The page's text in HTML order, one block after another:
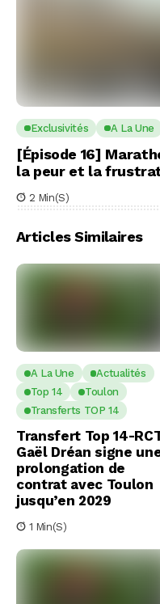
Exclusivités A La Une
[Épisode 16]
la peur et la
2 Min(s)
Articles Similaires
A La Une
Actualités
Top 14
Toulon
Transferts TOP 14
Transfert Top 14-
Gaël Dréan signe
prolongation de
contrat avec Toulon
jusqu’en 2029
1 Min(s)